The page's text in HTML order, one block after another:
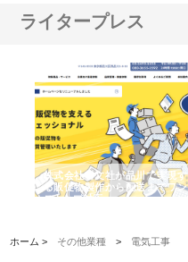
ライタープレス
株式会社耕文社が品川で実現す
る販促物製作から配送までワン
ストップ対応
ホーム > その他業種 > 電気工事